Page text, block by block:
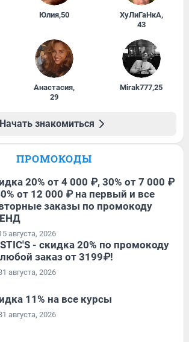
Юлия,50 ХуЛиГаНкА,
43
Анастасия,
29
Mirak777,25
Начать знакомиться
ПРОМОКОДЫ
20% от 4 000 ₽, 30% от 7 000 ₽
от 12 000 ₽ на первый и все
заказы по промокоду
августа, 2026
- скидка 20% по промокоду
заказ от 3199₽!
августа, 2026
11% на все курсы
августа, 2026